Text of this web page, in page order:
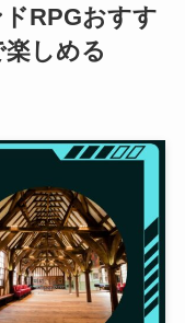
RPGおすす
しめる